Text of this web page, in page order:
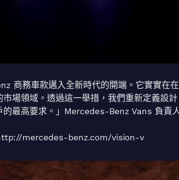
商務車款邁入全新時代的開端。它實實在
場領域。透過這一舉措，我們重新定義設
的最高要求。」Mercedes-Benz Vans 負責
mercedes-benz.com/vision-v